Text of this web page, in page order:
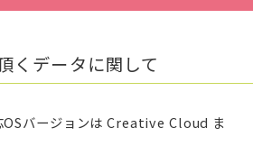
くデータに関して
バージョンは Creative Cloud ま